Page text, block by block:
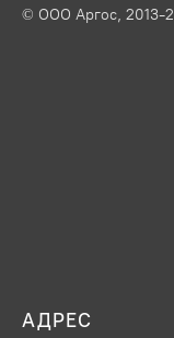
© ООО Аргос, 2013-
АДРЕС